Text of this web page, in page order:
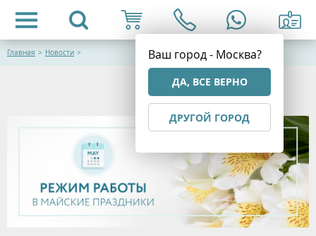
Ваш город - Москва?
ДА, ВСЕ ВЕРНО
ДРУГОЙ ГОРОД
Главная > Новости >